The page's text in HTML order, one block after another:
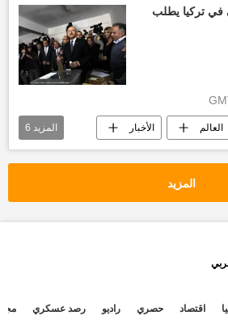
في تركيا يطلب
العالم الأخبار
الانتخابات التركية
أخبار تركيا اليوم
المزيد 6
المزيد
اقتصاد حصري راديو رصد عسكري